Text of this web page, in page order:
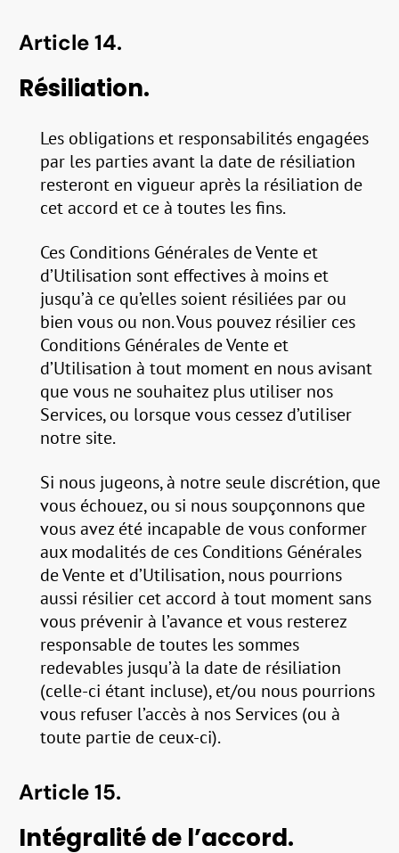
Article 14.
Résiliation.
Les obligations et responsabilités engagées
par les parties avant la date de résiliation
resteront en vigueur après la résiliation de
cet accord et ce à toutes les fins.
Ces Conditions Générales de Vente et
d’Utilisation sont effectives à moins et
jusqu’à ce qu’elles soient résiliées par ou
bien vous ou non. Vous pouvez résilier ces
Conditions Générales de Vente et
d’Utilisation à tout moment en nous avisant
que vous ne souhaitez plus utiliser nos
Services, ou lorsque vous cessez d’utiliser
notre site.
Si nous jugeons, à notre seule discrétion, que
vous échouez, ou si nous soupçonnons que
vous avez été incapable de vous conformer
aux modalités de ces Conditions Générales
de Vente et d’Utilisation, nous pourrions
aussi résilier cet accord à tout moment sans
vous prévenir à l’avance et vous resterez
responsable de toutes les sommes
redevables jusqu’à la date de résiliation
(celle-ci étant incluse), et/ou nous pourrions
vous refuser l’accès à nos Services (ou à
toute partie de ceux-ci).
Article 15.
Intégralité de l’accord.